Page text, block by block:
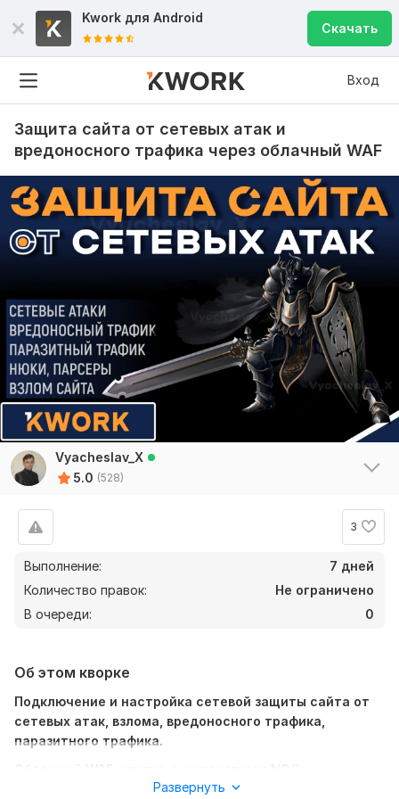
Kwork для Android
Скачать
Вход
Защита сайта от сетевых атак и
вредоносного трафика через облачный WAF
Vyacheslav_X
5.0 (528)
3
Выполнение:
7 дней
Количество правок:
Не ограничено
В очереди:
0
Об этом кворке
Подключение и настройка сетевой защиты сайта от
сетевых атак, взлома, вредоносного трафика,
паразитного трафика.
Развернуть